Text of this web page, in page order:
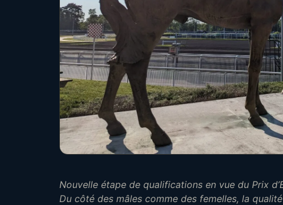
Nouvelle étape de qualifications en vue du Prix
Du côté des mâles comme des femelles, la